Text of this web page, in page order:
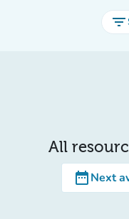
filter_list
All
date_rangeNext